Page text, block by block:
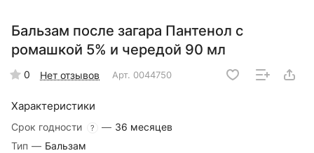
Бальзам после загара Пантенол с
ромашкой 5% и чередой 90 мл
0 Нет отзывов Арт. 0044750
Характеристики
Срок годности ? — 36 месяцев
Тип — Бальзам